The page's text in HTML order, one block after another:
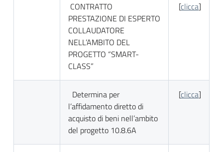
CONTRATTO
PRESTAZIONE DI ESPERTO
COLLAUDATORE
NELL’AMBITO DEL
PROGETTO “SMART-
CLASS”
[clicca]
Determina per
l’affidamento diretto di
acquisto di beni nell’ambito
del progetto 10.8.6A
[clicca]